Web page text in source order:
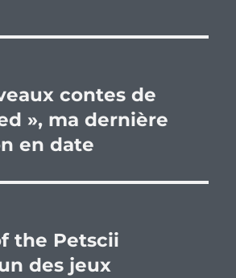
contes de
», ma dernière
en date
the Petscii
des jeux